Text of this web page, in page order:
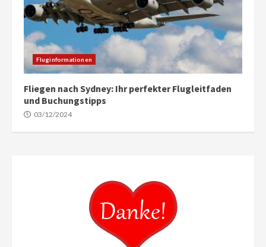
Fluginformationen
Fliegen nach Sydney: Ihr perfekter Flugleitfaden
und Buchungstipps
03/12/2024